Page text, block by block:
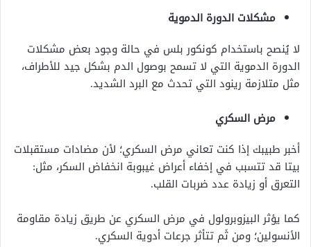
مشكلات الدورة الدموية
لا يُنصح باستخدام كونكور بلس في حالة وجود بعض مشكلات
الدورة الدموية التي لا تسمح بوصول الدم بشكل جيد للأطراف،
مثل متلازمة رينود التي تحدث مع البرد الشديد.
مرض السكري
أخبر طبيبك إذا كنت تعاني مرض السكري؛ لأن مضادات مستقبلات
بيتا قد تتسبب في إخفاء أعراض غيبوبة انخفاض السكر، مثل:
التعرق أو زيادة عدد ضربات القلب.
كما يؤثر البيزوبرولول في مرض السكري عن طريق زيادة مقاومة
الأنسولين؛ ومن ثَم تتأثر جرعات أدوية السكري.